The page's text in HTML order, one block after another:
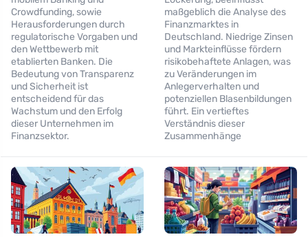
Crowdfunding, sowie
Herausforderungen durch
regulatorische Vorgaben und
den Wettbewerb mit
etablierten Banken. Die
Bedeutung von Transparenz
und Sicherheit ist
entscheidend für das
Wachstum und den Erfolg
dieser Unternehmen im
Finanzsektor.
maßgeblich die Analyse des
Finanzmarktes in
Deutschland. Niedrige Zinsen
und Markteinflüsse fördern
risikobehaftete Anlagen, was
zu Veränderungen im
Anlegerverhalten und
potenziellen Blasenbildungen
führt. Ein vertieftes
Verständnis dieser
Zusammenhänge